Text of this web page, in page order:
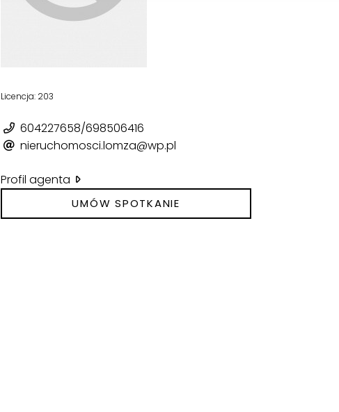
Licencja: 203
604227658/698506416
nieruchomosci.lomza@wp.pl
Profil agenta
UMÓW SPOTKANIE